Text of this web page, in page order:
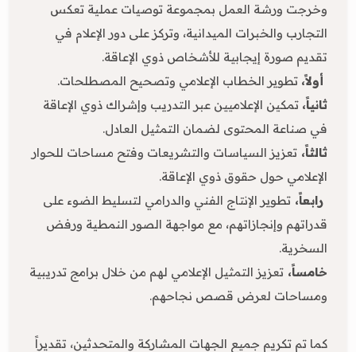
وخرجت ورشة العمل بمجموعة توصيات عملية تعكس
التجارب والخبرات الميدانية، وتركز على دور الإعلام في
تقديم صورة إيجابية للأشخاص ذوي الإعاقة.
أولاً، تطوير الخطاب الإعلامي وتصحيح المصطلحات.
ثانياً، تمكين الإعلاميين عبر التدريب وإشراك ذوي الإعاقة
في صناعة المحتوى لضمان التمثيل العادل.
ثالثاً، تعزيز السياسات والتشريعات وفتح مساحات للحوار
الإعلامي حول حقوق ذوي الإعاقة.
رابعاً، تطوير الإنتاج الفني والدرامي لتسليط الضوء على
قدراتهم وإنجازاتهم، مع مواجهة الصور النمطية ورفض
السخرية.
خامساً، تعزيز التمثيل الإعلامي لهم من خلال برامج تدريبية
ومساحات لعرض قصص نجاحهم.
كما تم تكريم جميع الجهات المشاركة والمتحدثين، تقديراً